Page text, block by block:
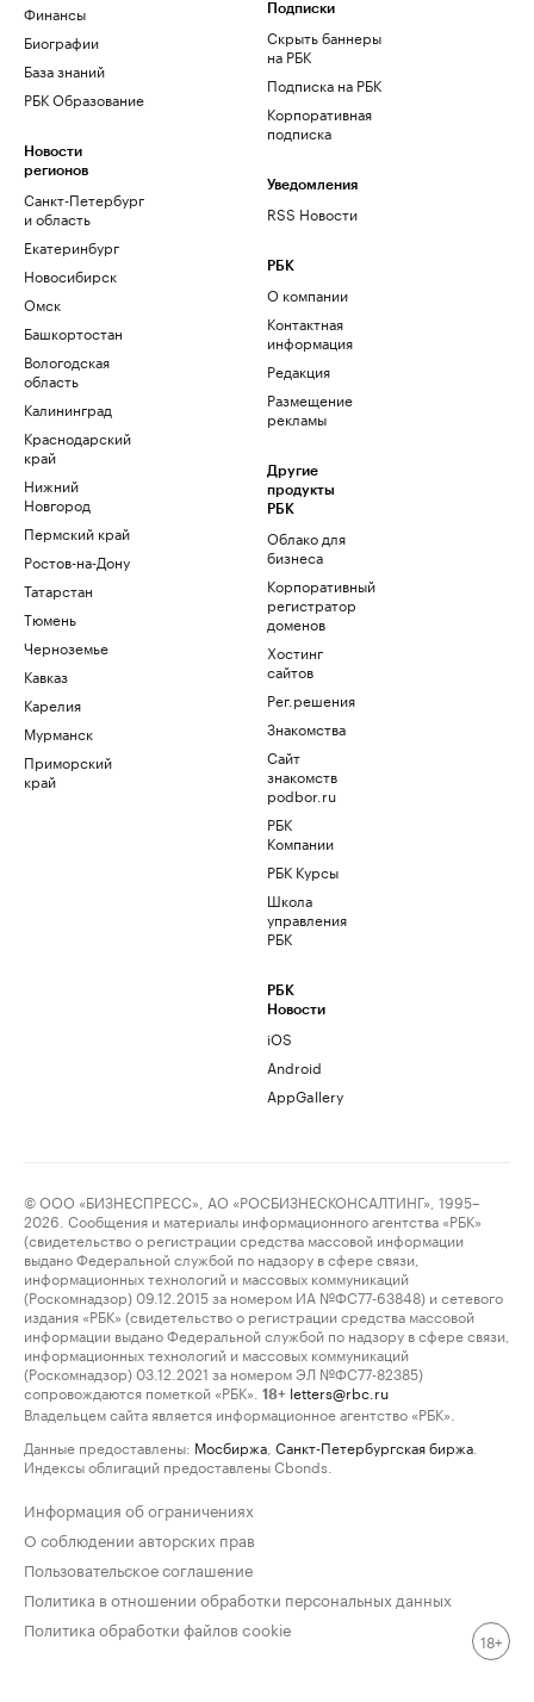
Финансы
Биографии
База знаний
РБК Образование
Новости
регионов
Санкт-Петербург
и область
Екатеринбург
Новосибирск
Омск
Башкортостан
Вологодская
область
Калининград
Краснодарский
край
Нижний
Новгород
Пермский край
Ростов-на-Дону
Татарстан
Тюмень
Черноземье
Кавказ
Карелия
Мурманск
Приморский
край
Подписки
Скрыть баннеры
на РБК
Подписка на РБК
Корпоративная
подписка
Уведомления
RSS Новости
РБК
О компании
Контактная
информация
Редакция
Размещение
рекламы
Другие
продукты
РБК
Облако для
бизнеса
Корпоративный
регистратор
доменов
Хостинг
сайтов
Рег.решения
Знакомства
Сайт
знакомств
podbor.ru
РБК
Компании
РБК Курсы
Школа
управления
РБК
РБК
Новости
iOS
Android
AppGallery
© ООО «БИЗНЕСПРЕСС», АО «РОСБИЗНЕСКОНСАЛТИНГ», 1995–
2026. Сообщения и материалы информационного агентства «РБК»
(свидетельство о регистрации средства массовой информации
выдано Федеральной службой по надзору в сфере связи,
информационных технологий и массовых коммуникаций
(Роскомнадзор) 09.12.2015 за номером ИА №ФС77-63848) и сетевого
издания «РБК» (свидетельство о регистрации средства массовой
информации выдано Федеральной службой по надзору в сфере связи,
информационных технологий и массовых коммуникаций
(Роскомнадзор) 03.12.2021 за номером ЭЛ №ФС77-82385)
сопровождаются пометкой «РБК».
18+ letters@rbc.ru
Владельцем сайта является информационное агентство «РБК».
Данные предоставлены: Мосбиржа Санкт-Петербургская биржа
Индексы облигаций предоставлены Cbonds.
Информация об ограничениях
О соблюдении авторских прав
Пользовательское соглашение
Политика в отношении обработки персональных данных
Политика обработки файлов cookie
18+